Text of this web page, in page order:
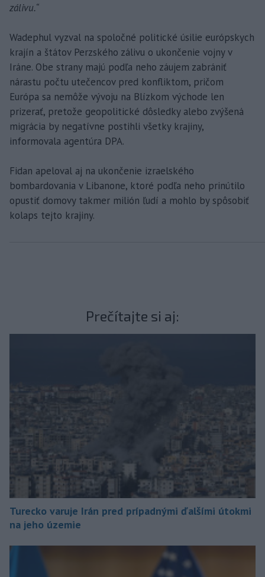
zálivu.“
Wadephul vyzval na spoločné politické úsilie európskych
krajín a štátov Perzského zálivu o ukončenie vojny v
Iráne. Obe strany majú podľa neho záujem zabrániť
nárastu počtu utečencov pred konfliktom, pričom
Európa sa nemôže vývoju na Blízkom východe len
prizerať, pretože geopolitické dôsledky alebo zvýšená
migrácia by negatívne postihli všetky krajiny,
informovala agentúra DPA.
Fidan apeloval aj na ukončenie izraelského
bombardovania v Libanone, ktoré podľa neho prinútilo
opustiť domovy takmer milión ľudí a mohlo by spôsobiť
kolaps tejto krajiny.
Prečítajte si aj:
Turecko varuje Irán pred prípadnými ďalšími útokmi
na jeho územie